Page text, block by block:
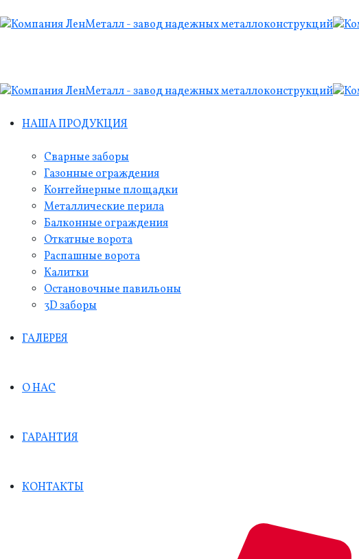
НАША ПРОДУКЦИЯ
Сварные заборы
Газонные ограждения
Контейнерные площадки
Металлические перила
Балконные ограждения
Откатные ворота
Распашные ворота
Калитки
Остановочные павильоны
3D заборы
ГАЛЕРЕЯ
О НАС
ГАРАНТИЯ
КОНТАКТЫ